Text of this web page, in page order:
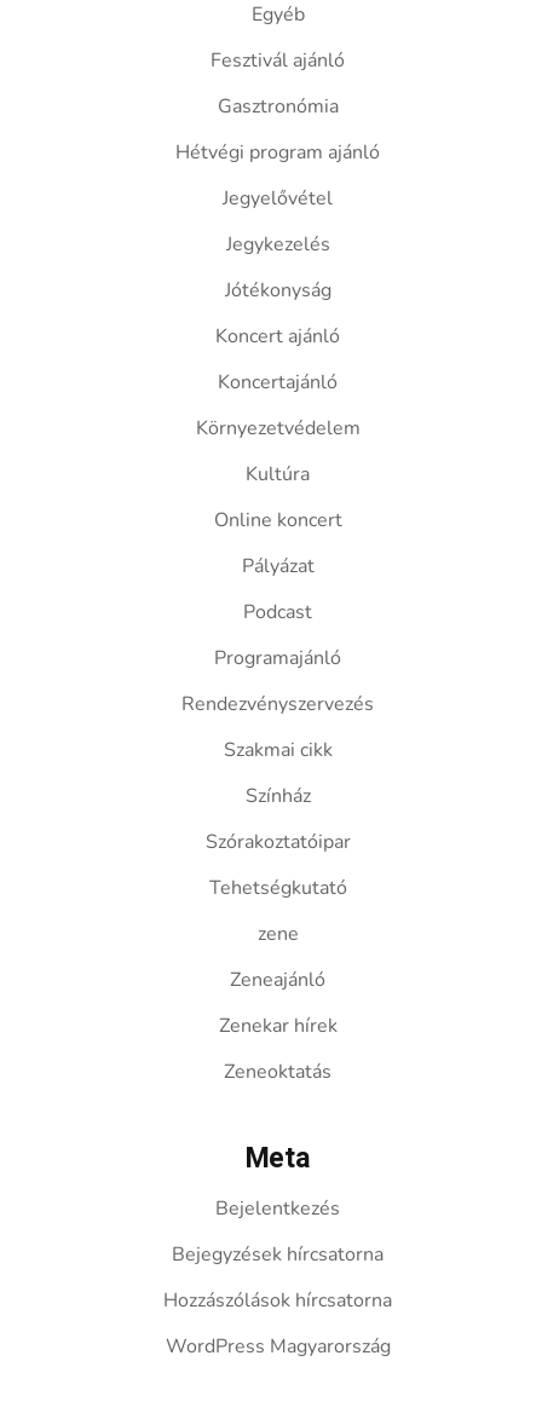
Egyéb
Fesztivál ajánló
Gasztronómia
Hétvégi program ajánló
Jegyelővétel
Jegykezelés
Jótékonyság
Koncert ajánló
Koncertajánló
Környezetvédelem
Kultúra
Online koncert
Pályázat
Podcast
Programajánló
Rendezvényszervezés
Szakmai cikk
Színház
Szórakoztatóipar
Tehetségkutató
zene
Zeneajánló
Zenekar hírek
Zeneoktatás
Meta
Bejelentkezés
Bejegyzések hírcsatorna
Hozzászólások hírcsatorna
WordPress Magyarország